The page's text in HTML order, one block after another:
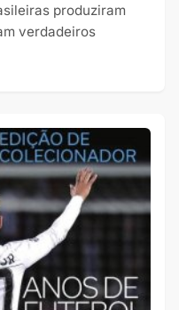
produziram
verdadeiros